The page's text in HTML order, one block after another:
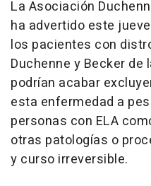
La Asociación
ha advertido este
los pacientes con
Duchenne y Becker de
podrían acabar
esta enfermedad a
personas con ELA
otras patologías o
y curso irreversible.